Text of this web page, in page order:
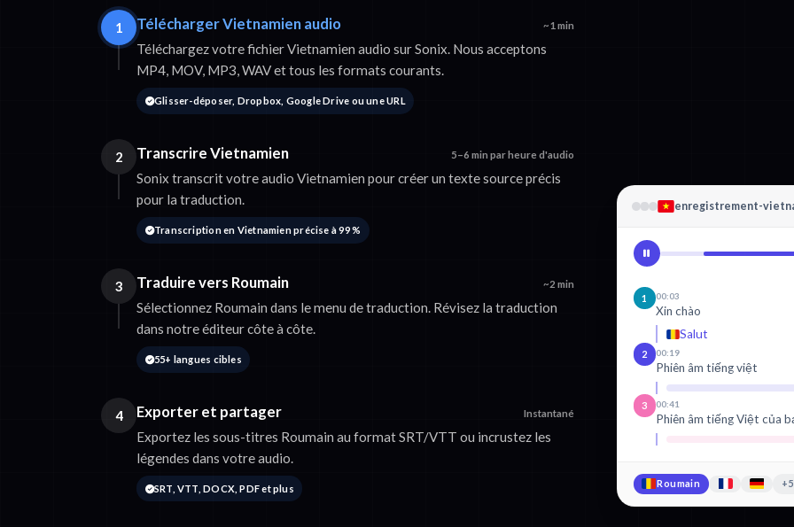
1 Télécharger Vietnamien audio ~1 min
Téléchargez votre fichier Vietnamien audio sur Sonix. Nous acceptons
MP4, MOV, MP3, WAV et tous les formats courants.
Glisser-déposer, Dropbox, Google Drive ou une URL
2 Transcrire Vietnamien 5–6 min par heure d'audio
Sonix transcrit votre audio Vietnamien pour créer un texte source précis
pour la traduction.
Transcription en Vietnamien précise à 99 %
3 Traduire vers Roumain ~2 min
Sélectionnez Roumain dans le menu de traduction. Révisez la traduction
dans notre éditeur côte à côte.
55+ langues cibles
4 Exporter et partager Instantané
Exportez les sous-titres Roumain au format SRT/VTT ou incrustez les
légendes dans votre audio.
SRT, VTT, DOCX, PDF et plus
enregistrement-
1 00:03
Xin chào
Salut
2 00:19
Phiên âm tiếng việt
3 00:41
Phiên âm tiếng Việt của
Roumain